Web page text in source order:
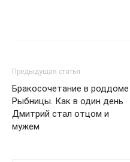
Предыдущая статья
Бракосочетание в роддоме
Рыбницы. Как в один день
Дмитрий стал отцом и
мужем